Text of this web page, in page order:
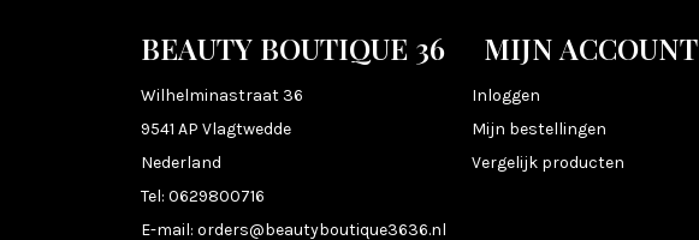
BEAUTY BOUTIQUE 36
Wilhelminastraat 36
9541 AP Vlagtwedde
Nederland
Tel: 0629800716
E-mail: orders@beautyboutique3636.nl
MIJN ACCOUNT
Inloggen
Mijn bestellingen
Vergelijk producten